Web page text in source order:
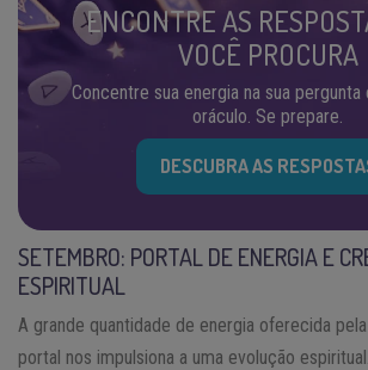
ENCONTRE AS
VOCÊ PROCURA
Concentre sua energia na sua pergunta
oráculo. Se prepare.
DESCUBRA AS
SETEMBRO: PORTAL DE ENERGIA E
ESPIRITUAL
A grande quantidade de energia oferecida
portal nos impulsiona a uma evolução